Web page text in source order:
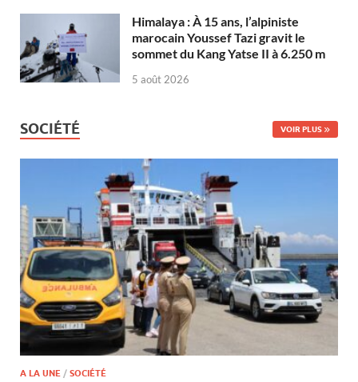
Himalaya : À 15 ans, l’alpiniste
marocain Youssef Tazi gravit le
sommet du Kang Yatse II à 6.250 m
5 août 2026
SOCIÉTÉ VOIR PLUS
A LA UNE / SOCIÉTÉ